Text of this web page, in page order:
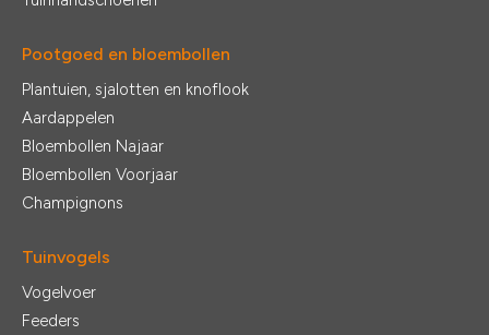
Pootgoed en bloembollen
Plantuien, sjalotten en knoflook
Aardappelen
Bloembollen Najaar
Bloembollen Voorjaar
Champignons
Tuinvogels
Vogelvoer
Feeders